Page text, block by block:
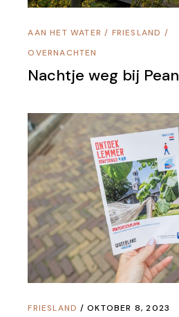
AAN HET WATER / FRIESLAND /
OVERNACHTEN
Nachtje weg bij Pean
FRIESLAND OKTOBER 8, 2023